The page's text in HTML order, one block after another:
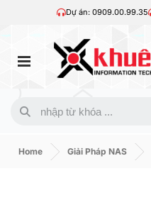
Dự án: 0909.00.99.35
Home Giải Pháp NAS